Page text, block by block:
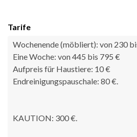
Tarife
Wochenende (möbliert): von 230
Eine Woche: von 445 bis 795 €
Aufpreis für Haustiere: 10 €
Endreinigungspauschale: 80 €.
KAUTION: 300 €.